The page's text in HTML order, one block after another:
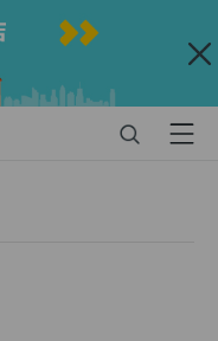
Close
SearchMenu